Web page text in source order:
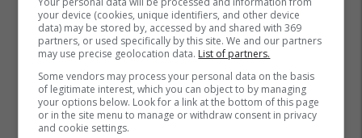
your device (cookies, unique identifiers, and other device
data) may be stored by, accessed by and shared with 369
partners, or used specifically by this site. We and our partners
may use precise geolocation data. List of partners.
Some vendors may process your personal data on the basis
of legitimate interest, which you can object to by managing
your options below. Look for a link at the bottom of this page
or in the site menu to manage or withdraw consent in privacy
and cookie settings.